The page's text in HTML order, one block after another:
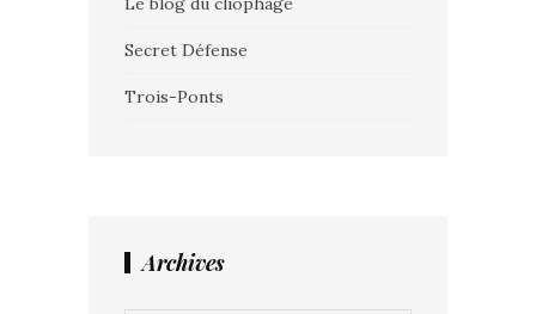
Secret Défense
Trois-Ponts
Archives